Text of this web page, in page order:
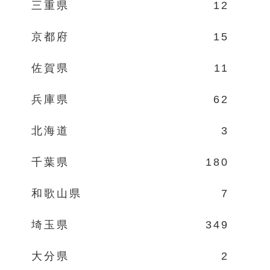
三重県 12
京都府 15
佐賀県 11
兵庫県 62
北海道 3
千葉県 180
和歌山県 7
埼玉県 349
大分県 2